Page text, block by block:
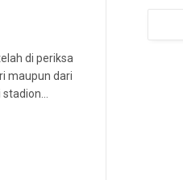
di periksa
maupun dari